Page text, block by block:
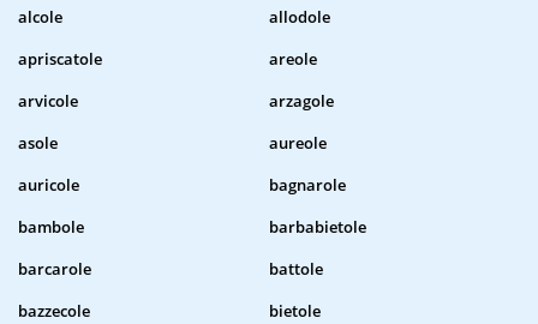
alcole
allodole
apriscatole
areole
arvicole
arzagole
asole
aureole
auricole
bagnarole
bambole
barbabietole
barcarole
battole
bazzecole
bietole